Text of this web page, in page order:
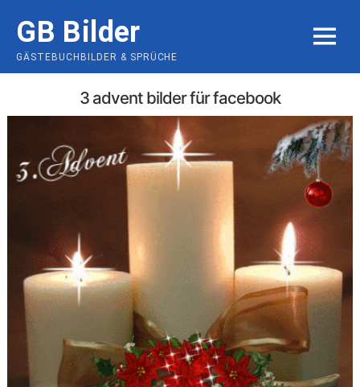
content
GB Bilder
GÄSTEBUCHBILDER & SPRÜCHE
MENU
3 advent bilder für facebook